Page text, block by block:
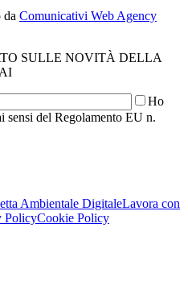
da Comunicativi Web Agency
SULLE NOVITÀ DELLA
Ho
sensi del Regolamento EU n.
Ambientale DigitaleLavora con
PolicyCookie Policy